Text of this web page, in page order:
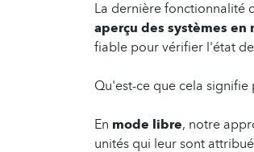
La dernière fonctionnalité
aperçu des systèmes en
fiable pour vérifier l'état
Qu'est-ce que cela signifie
En mode libre, notre
unités qui leur sont